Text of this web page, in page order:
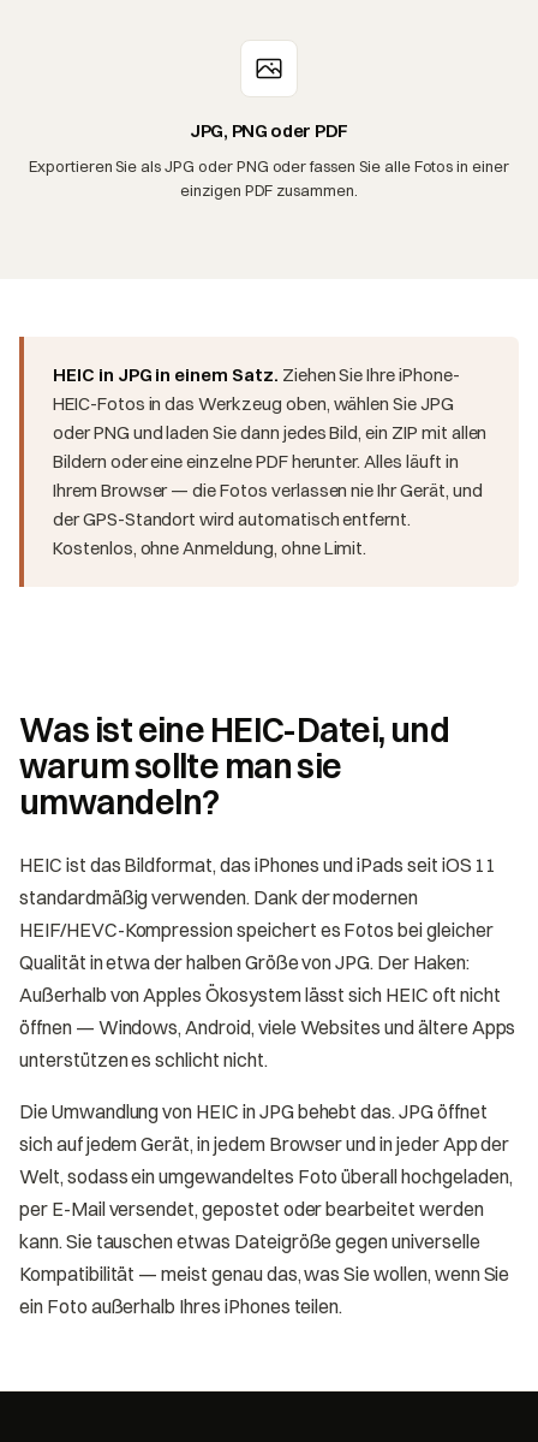
JPG, PNG oder PDF
Exportieren Sie als JPG oder PNG oder fassen Sie alle Fotos in einer
einzigen PDF zusammen.
HEIC in JPG in einem Satz. Ziehen Sie Ihre iPhone-
HEIC-Fotos in das Werkzeug oben, wählen Sie JPG
oder PNG und laden Sie dann jedes Bild, ein ZIP mit allen
Bildern oder eine einzelne PDF herunter. Alles läuft in
Ihrem Browser — die Fotos verlassen nie Ihr Gerät, und
der GPS-Standort wird automatisch entfernt.
Kostenlos, ohne Anmeldung, ohne Limit.
Was ist eine HEIC-Datei, und
warum sollte man sie
umwandeln?
HEIC ist das Bildformat, das iPhones und iPads seit iOS 11
standardmäßig verwenden. Dank der modernen
HEIF/HEVC-Kompression speichert es Fotos bei gleicher
Qualität in etwa der halben Größe von JPG. Der Haken:
Außerhalb von Apples Ökosystem lässt sich HEIC oft nicht
öffnen — Windows, Android, viele Websites und ältere Apps
unterstützen es schlicht nicht.
Die Umwandlung von HEIC in JPG behebt das. JPG öffnet
sich auf jedem Gerät, in jedem Browser und in jeder App der
Welt, sodass ein umgewandeltes Foto überall hochgeladen,
per E-Mail versendet, gepostet oder bearbeitet werden
kann. Sie tauschen etwas Dateigröße gegen universelle
Kompatibilität — meist genau das, was Sie wollen, wenn Sie
ein Foto außerhalb Ihres iPhones teilen.